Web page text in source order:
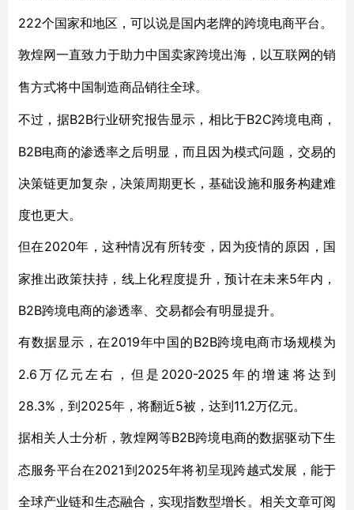
222个国家和地区，可以说是国内老牌的跨境电商平台。
敦煌网一直致力于助力中国卖家跨境出海，以互联网的销
售方式将中国制造商品销往全球。
不过，据B2B行业研究报告显示，相比于B2C跨境电商，
B2B电商的渗透率之后明显，而且因为模式问题，交易的
决策链更加复杂，决策周期更长，基础设施和服务构建难
度也更大。
但在2020年，这种情况有所转变，因为疫情的原因，国
家推出政策扶持，线上化程度提升，预计在未来5年内，
B2B跨境电商的渗透率、交易都会有明显提升。
有数据显示，在2019年中国的B2B跨境电商市场规模为
2.6万亿元左右，但是2020-2025年的增速将达到
28.3%，到2025年，将翻近5被，达到11.2万亿元。
据相关人士分析，敦煌网等B2B跨境电商的数据驱动下生
态服务平台在2021到2025年将初呈现跨越式发展，能于
全球产业链和生态融合，实现指数型增长。相关文章可阅